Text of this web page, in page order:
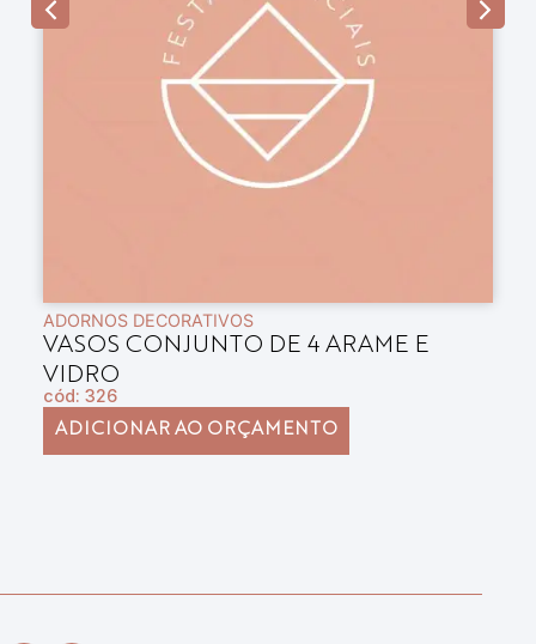
ADORNOS DECORATIVOS
VASOS CONJUNTO DE 4 ARAME E
VIDRO
cód: 326
ADICIONAR AO ORÇAMENTO